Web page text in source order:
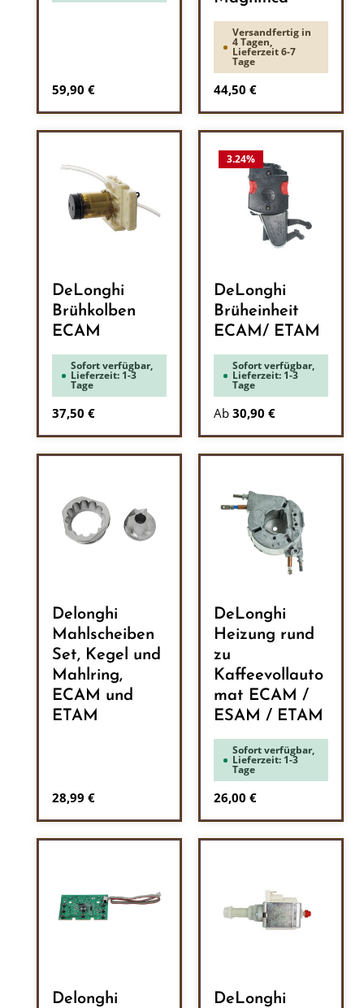
Regulärer Preis:
59,90 €
Versandfertig in
4 Tagen,
Lieferzeit 6-7
Tage
Regulärer Preis:
44,50 €
DeLonghi
Brühkolben
ECAM
Sofort verfügbar,
Lieferzeit: 1-3
Tage
Regulärer Preis:
37,50 €
3.24%
DeLonghi
Brüheinheit
ECAM/ ETAM
Sofort verfügbar,
Lieferzeit: 1-3
Tage
Ab 30,90 €
Delonghi
Mahlscheiben
Set, Kegel und
Mahlring,
ECAM und
ETAM
Regulärer Preis:
28,99 €
DeLonghi
Heizung rund
zu
Kaffeevollauto
mat ECAM /
ESAM / ETAM
Sofort verfügbar,
Lieferzeit: 1-3
Tage
Regulärer Preis:
26,00 €
Delonghi
DeLonghi